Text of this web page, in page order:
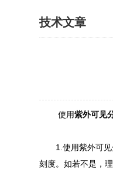
技术文章
使用紫外可见
1.使用紫外可见分
刻度。如若不是，